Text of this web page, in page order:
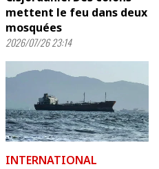
mettent le feu dans deux
mosquées
2026/07/26 23:14
INTERNATIONAL